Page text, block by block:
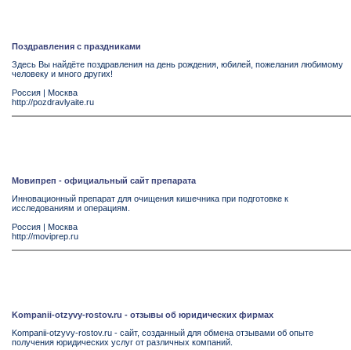
Поздравления с праздниками
Здесь Вы найдёте поздравления на день рождения, юбилей, пожелания любимому
человеку и много других!
Россия | Москва
http://pozdravlyaite.ru
Мовипреп - официальный сайт препарата
Инновационный препарат для очищения кишечника при подготовке к
исследованиям и операциям.
Россия | Москва
http://moviprep.ru
Kompanii-otzyvy-rostov.ru - отзывы об юридических фирмах
Kompanii-otzyvy-rostov.ru - сайт, созданный для обмена отзывами об опыте
получения юридических услуг от различных компаний.